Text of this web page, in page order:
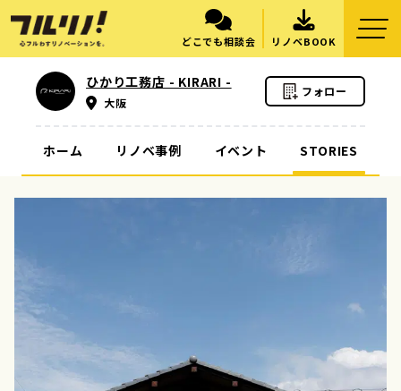
どこでも相談会 リノベBOOK
ひかり工務店 - KIRARI -
大阪
フォロー
ホーム リノベ事例 イベント STORIES